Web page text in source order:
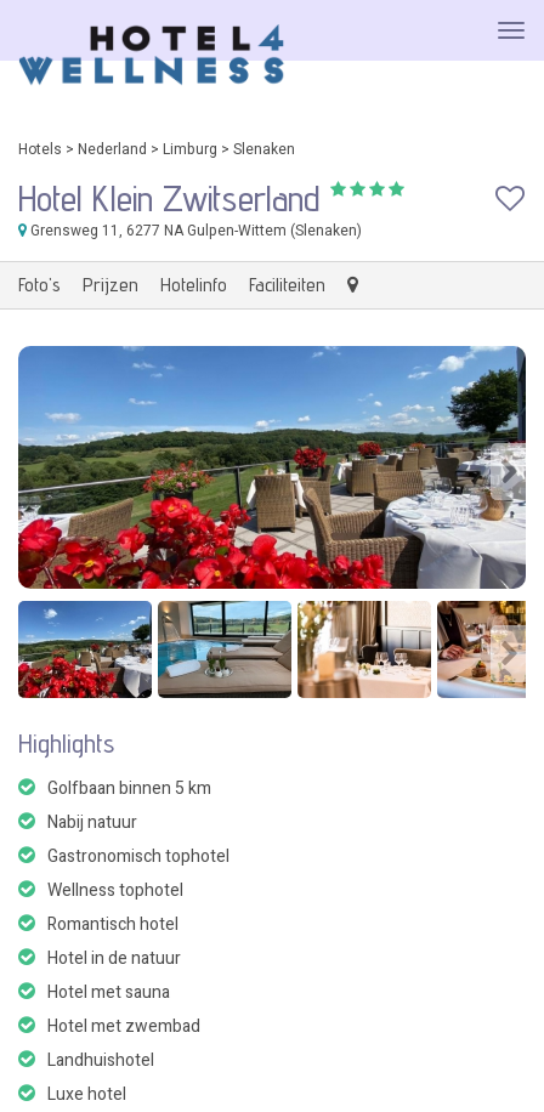
Hotels > Nederland > Limburg > Slenaken
Hotel Klein Zwitserland
Grensweg 11, 6277 NA Gulpen-Wittem (Slenaken)
Foto's Prijzen Hotelinfo Faciliteiten
Highlights
Golfbaan binnen 5 km
Nabij natuur
Gastronomisch tophotel
Wellness tophotel
Romantisch hotel
Hotel in de natuur
Hotel met sauna
Hotel met zwembad
Landhuishotel
Luxe hotel